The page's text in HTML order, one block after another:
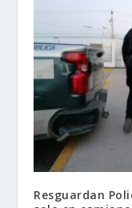
Resguardan